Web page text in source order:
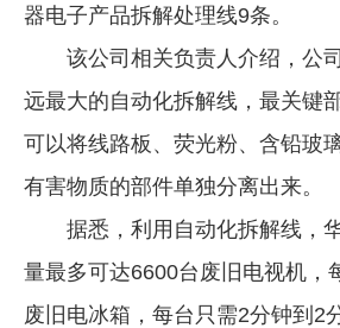
器电子产品拆解处理线9条。
该公司相关负责人介绍，公
远最大的自动化拆解线，最关键
可以将线路板、荧光粉、含铅玻
有害物质的部件单独分离出来。
据悉，利用自动化拆解线，
量最多可达6600台废旧电视机，
废旧电冰箱，每台只需2分钟到2